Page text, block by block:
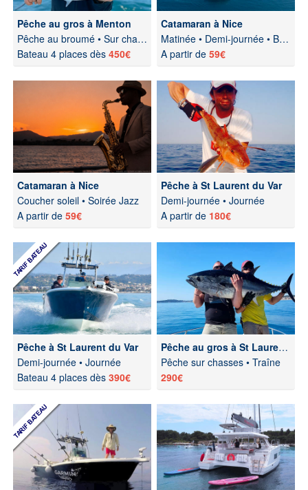
Pêche au gros à Menton
Pêche au broumé • Sur chasses
Bateau 4 places dès 450€
Catamaran à Nice
Matinée • Demi-journée • Brunch
A partir de 59€
Catamaran à Nice
Coucher soleil • Soirée Jazz
A partir de 59€
Pêche à St Laurent du Var
Demi-journée • Journée
A partir de 180€
Pêche à St Laurent du Var
Demi-journée • Journée
Bateau 4 places dès 390€
Pêche au gros à St Laurent du Var
Pêche sur chasses • Traîne
290€